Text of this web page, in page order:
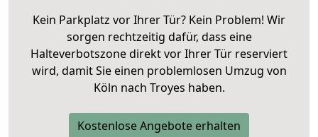
Kein Parkplatz vor Ihrer Tür? Kein Problem! Wir
sorgen rechtzeitig dafür, dass eine
Halteverbotszone direkt vor Ihrer Tür reserviert
wird, damit Sie einen problemlosen Umzug von
Köln nach Troyes haben.
Kostenlose Angebote erhalten